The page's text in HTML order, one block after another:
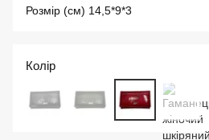
Розмір (см) 14,5*9*3
Колір